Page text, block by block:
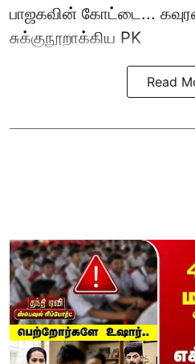
பாஜகவின் கோட்டை...
சுக்குநூறாக்கிய PK
Read